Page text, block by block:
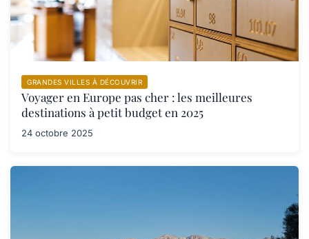
GRANDES VILLES À DÉCOUVRIR
Voyager en Europe pas cher : les meilleures
destinations à petit budget en 2025
24 octobre 2025